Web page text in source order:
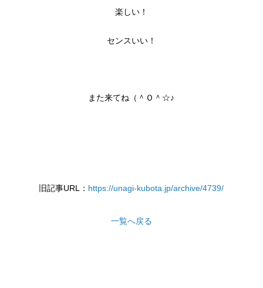
楽しい！
センスいい！
また来てね（＾Ｏ＾☆♪
旧記事URL： https://unagi-kubota.jp/archive/4739/
一覧へ戻る